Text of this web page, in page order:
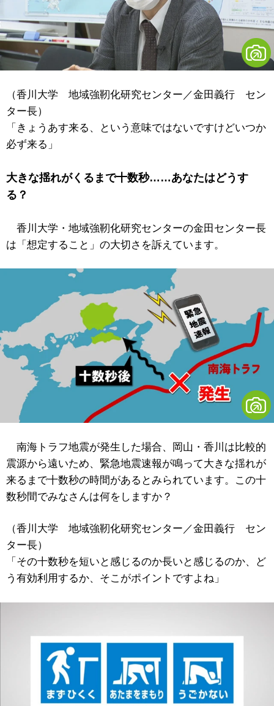
（香川大学 地域強靭化研究センター／金田義行 セン
ター長）
「きょうあす来る、という意味ではないですけどいつか
必ず来る」
大きな揺れがくるまで十数秒……あなたはどうす
る？
香川大学・地域強靭化研究センターの金田センター長
は「想定すること」の大切さを訴えています。
南海トラフ地震が発生した場合、岡山・香川は比較的
震源から遠いため、緊急地震速報が鳴って大きな揺れが
来るまで十数秒の時間があるとみられています。この十
数秒間でみなさんは何をしますか？
（香川大学 地域強靭化研究センター／金田義行 セン
ター長）
「その十数秒を短いと感じるのか長いと感じるのか、ど
う有効利用するか、そこがポイントですよね」